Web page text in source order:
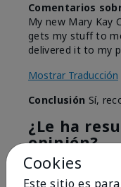
Comentarios
My new Mary Kay
gets my stuff to
delivered it to my
Mostrar Traducción
Conclusión Sí,
¿Le ha
opinión?
4
Cookies
Este sitio es